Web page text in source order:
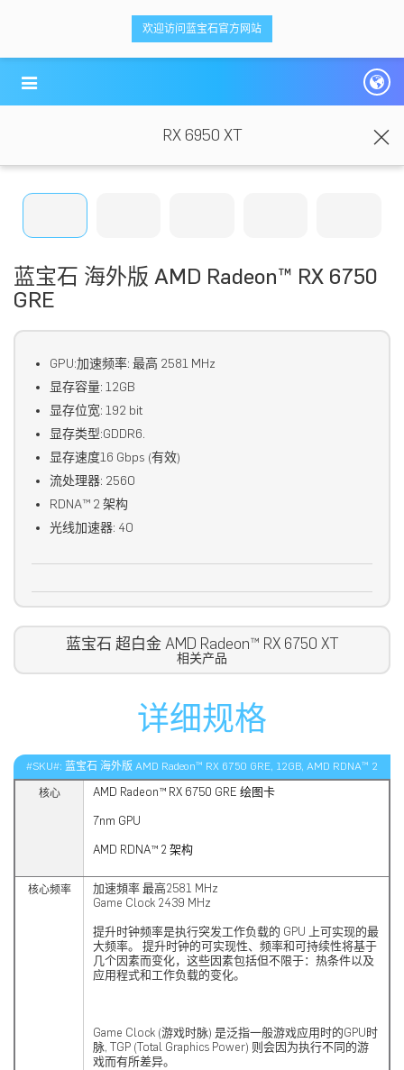
欢迎访问蓝宝石官方网站
RX 6950 XT
蓝宝石 海外版 AMD Radeon™ RX 6750
GRE
GPU:加速频率: 最高 2581 MHz
显存容量: 12GB
显存位宽: 192 bit
显存类型:GDDR6.
显存速度16 Gbps (有效)
流处理器: 2560
RDNA™ 2 架构
光线加速器: 40
蓝宝石 超白金 AMD Radeon™ RX 6750 XT
相关产品
详细规格
#SKU#: 蓝宝石 海外版 AMD Radeon™ RX 6750 GRE, 12GB, AMD RDNA™ 2
核心 AMD Radeon™ RX 6750 GRE 绘图卡
7nm GPU
AMD RDNA™ 2 架构
核心频率
加速頻率 最高2581 MHz
Game Clock 2439 MHz
提升时钟频率是执行突发工作负载的 GPU 上可实现的最
大频率。 提升时钟的可实现性、频率和可持续性将基于
几个因素而变化，这些因素包括但不限于：热条件以及
应用程式和工作负载的变化。
Game Clock (游戏时脉) 是泛指一般游戏应用时的GPU时
脉, TGP (Total Graphics Power) 则会因为执行不同的游
戏而有所差异。
<ti-item style="box-sizing: border-box;"><ti-item style="box-sizing: border-box;">
蓝宝科技
</ti-item>